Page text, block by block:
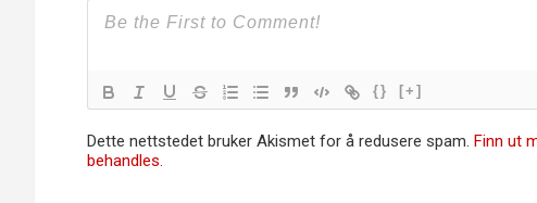
{} [+]
Dette nettstedet bruker Akismet for å redusere spam. Finn ut
behandles.